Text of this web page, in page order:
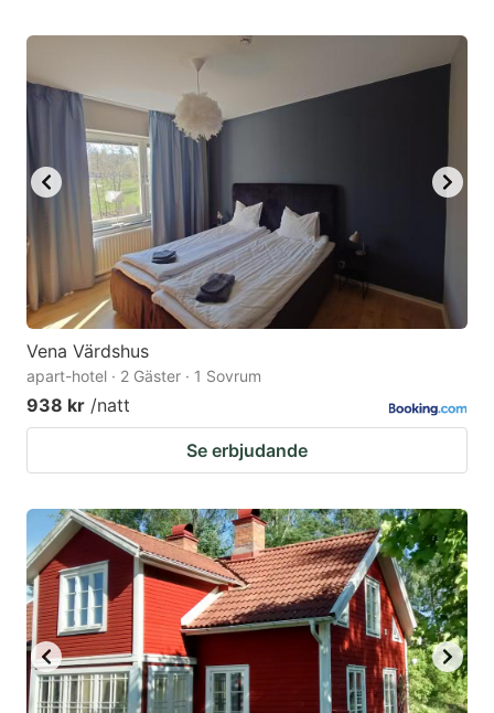
Vena Värdshus
apart-hotel · 2 Gäster · 1 Sovrum
938 kr /natt
Se erbjudande